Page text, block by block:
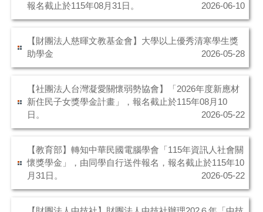
報名截止於115年08月31日。
2026-06-10
【財團法人慈暉文教基金會】大學以上優秀清寒學生獎
助學金
2026-05-28
【社團法人台灣凝愛關懷弱勢協會】「2026年度新應材
新住民子女獎學金計畫」，報名截止於115年08月10
日。
2026-05-22
【教育部】轉知中華民國電腦學會「115年資訊人社會關
懷獎學金」，由同學自行送件報名，報名截止於115年10
月31日。
2026-05-22